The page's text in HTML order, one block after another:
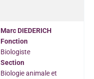
Marc DIEDERICH
Fonction
Biologiste
Section
Biologie animale et